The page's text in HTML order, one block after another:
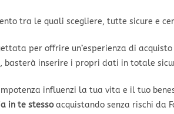
tra le quali scegliere, tutte sicure e
per offrire un’esperienza di
basterà inserire i propri dati in totale
influenzi la tua vita e il tuo
in te stessoacquistando senza rischi da